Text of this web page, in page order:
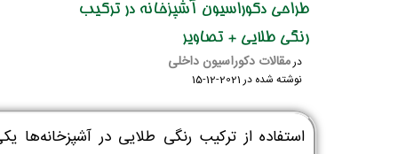
طراحی دکوراسیون آشپزخانه در ترکیب
رنگی طلایی + تصاویر
درمقالات دکوراسیون داخلی
نوشته شده در2021-12-15
استفاده از ترکیب رنگی طلایی در آشپزخانه‌ها